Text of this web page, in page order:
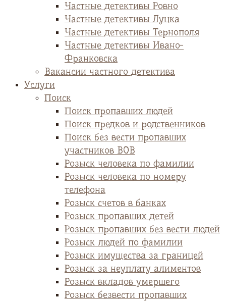
Частные детективы Ровно
Частные детективы Луцка
Частные детективы Тернополя
Частные детективы Ивано-
Франковска
Вакансии частного детектива
Услуги
Поиск
Поиск пропавших людей
Поиск предков и родственников
Поиск без вести пропавших
участников ВОВ
Розыск человека по фамилии
Розыск человека по номеру
телефона
Розыск счетов в банках
Розыск пропавших детей
Розыск пропавших без вести людей
Розыск людей по фамилии
Розыск имущества за границей
Розыск за неуплату алиментов
Розыск вкладов умершего
Розыск безвести пропавших